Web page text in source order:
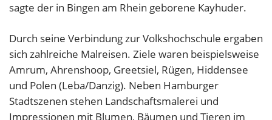
sagte der in Bingen am Rhein geborene Kayhuder.
Durch seine Verbindung zur Volkshochschule ergaben
sich zahlreiche Malreisen. Ziele waren beispielsweise
Amrum, Ahrenshoop, Greetsiel, Rügen, Hiddensee
und Polen (Leba/Danzig). Neben Hamburger
Stadtszenen stehen Landschaftsmalerei und
Impressionen mit Blumen, Bäumen und Tieren im